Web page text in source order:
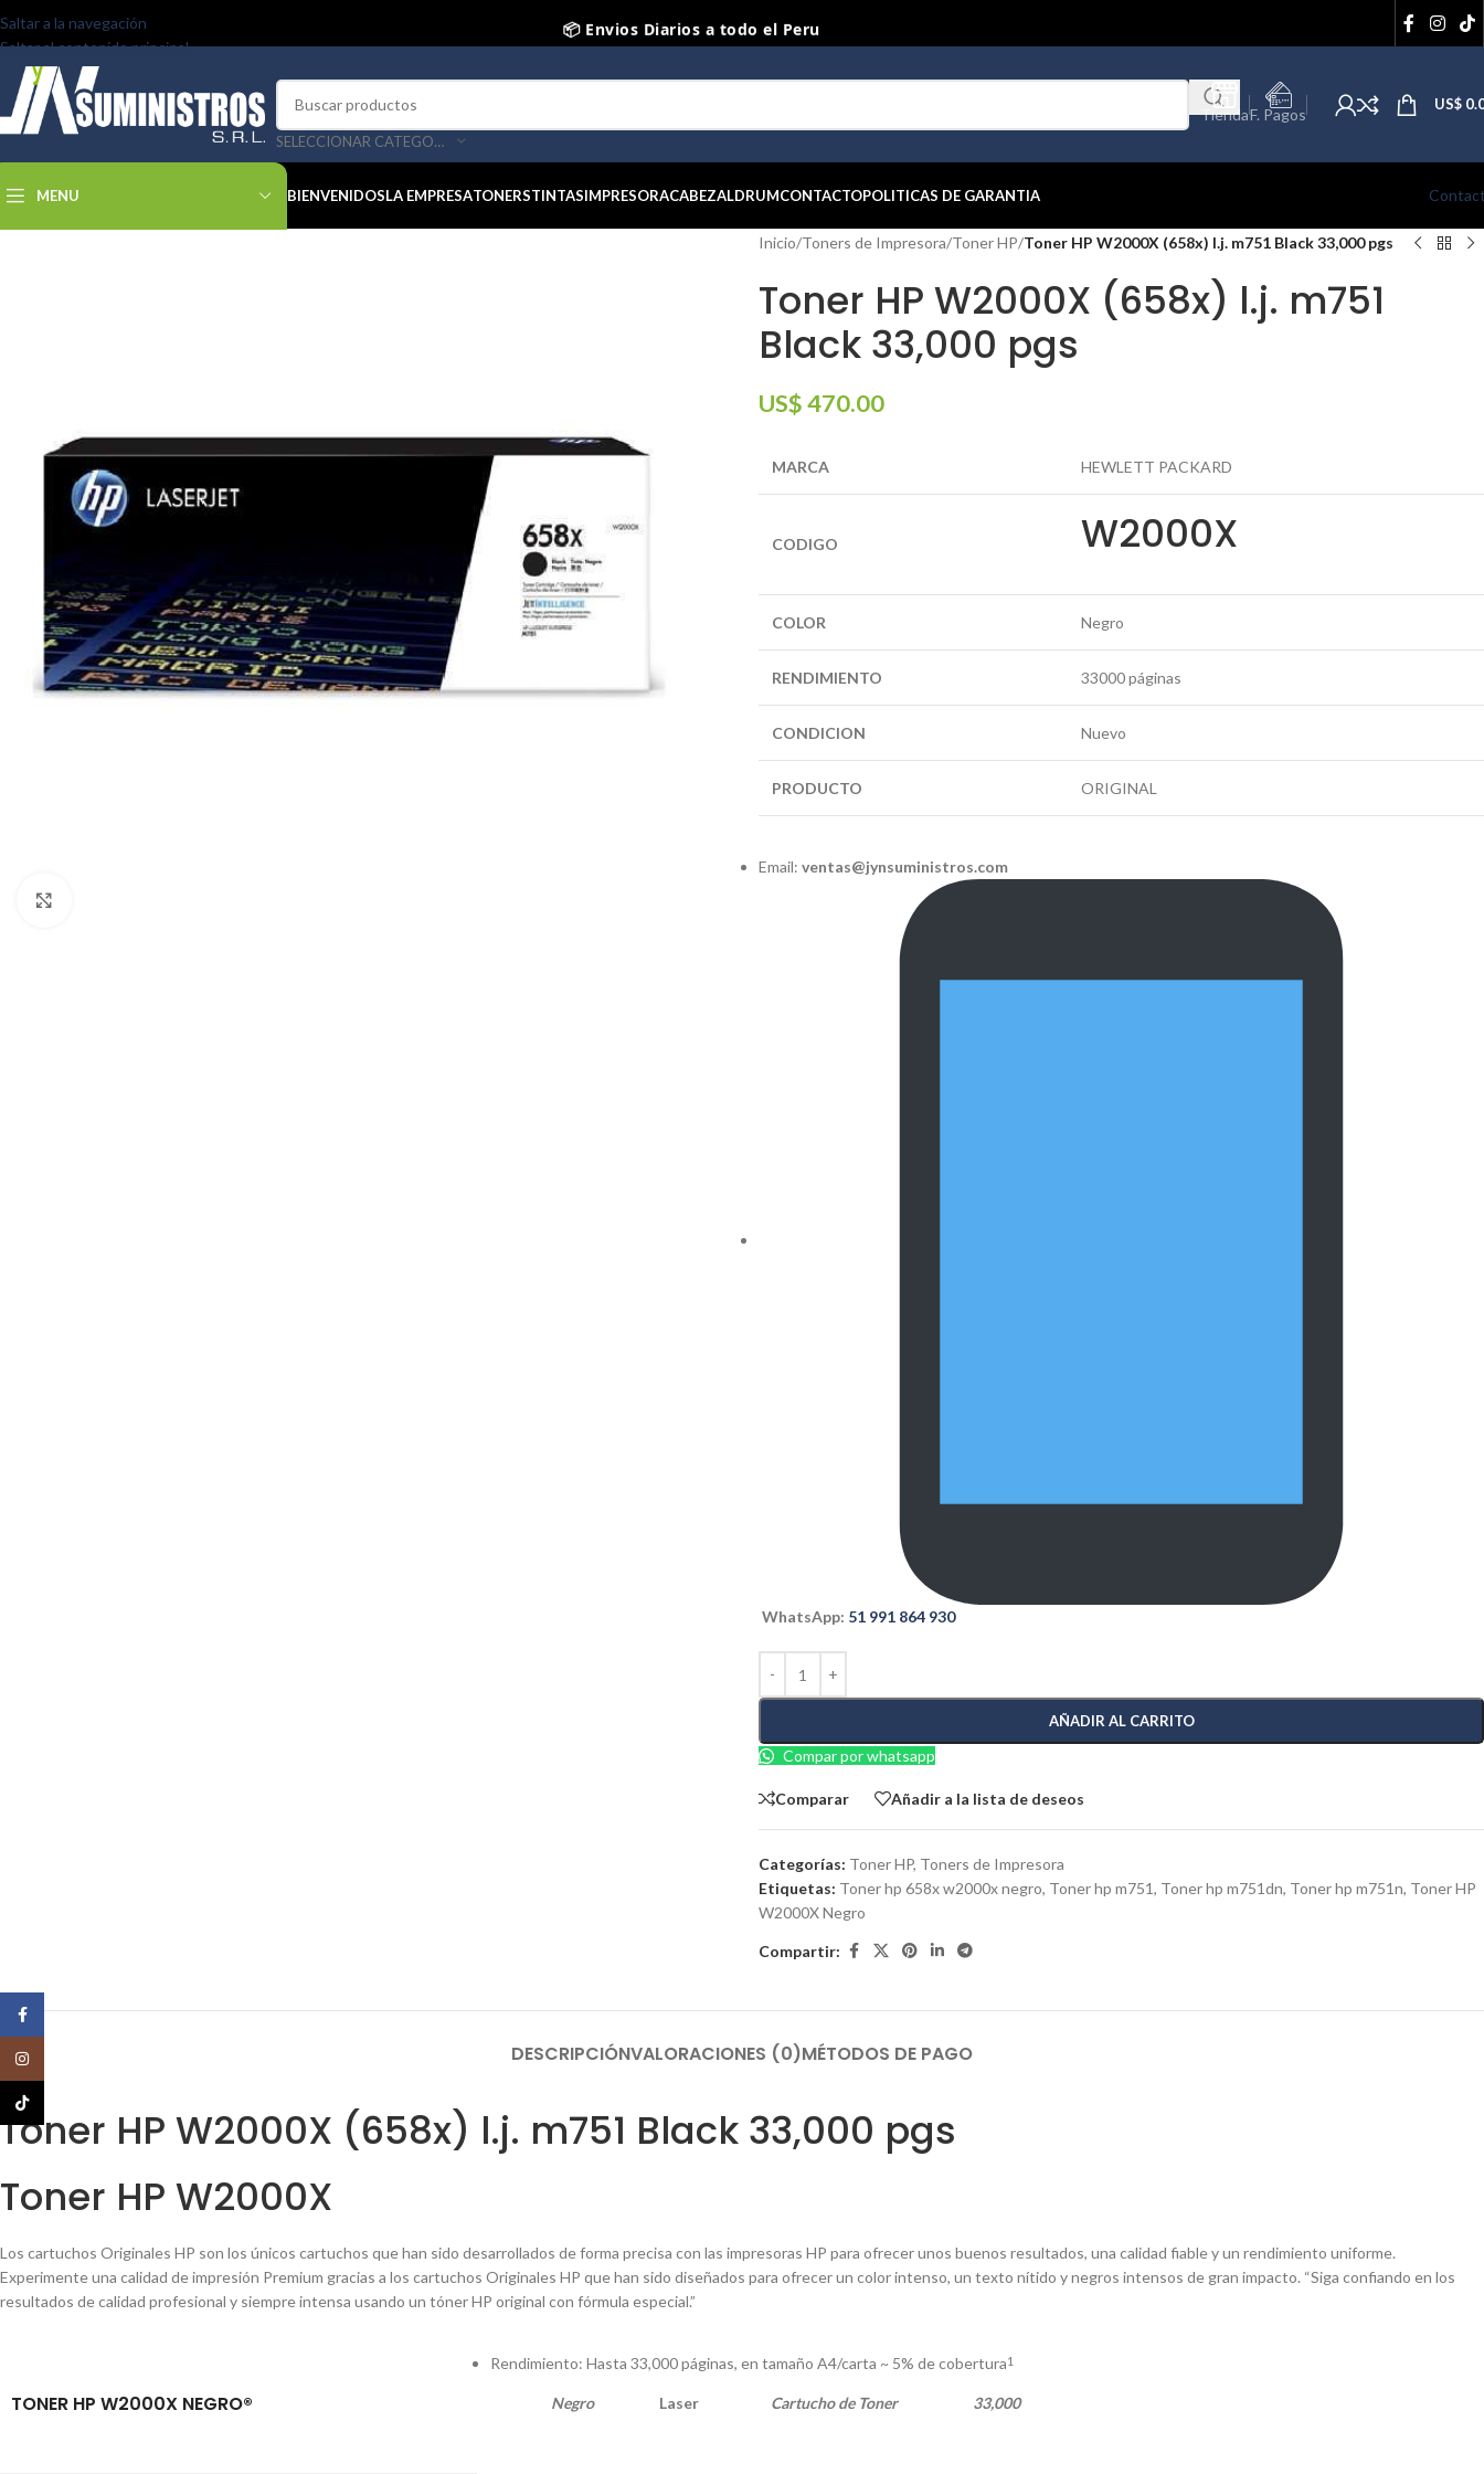
Saltar a la navegación
Saltar al contenido principal
📦 Envios Diarios a todo el Peru
SELECCIONAR CATEGORÍA
TiendaF. Pagos
US$
MENU BIENVENIDOSLA EMPRESATONERSTINTASIMPRESORACABEZALDRUMCONTACTOPOLITICAS DE GARANTIA
Inicio/Toners de Impresora/Toner HP/Toner HP W2000X (658x) l.j. m751 Black 33,000 pgs
Toner HP W2000X (658x) l.j. m751
Black 33,000 pgs
US$470.00
MARCA HEWLETT PACKARD
CODIGO W2000X
COLOR Negro
RENDIMIENTO 33000 páginas
CONDICION Nuevo
PRODUCTO ORIGINAL
Email: ventas@jynsuministros.com
WhatsApp: 51 991 864 930
AÑADIR AL CARRITO
Compar por whatsapp
Comparar Añadir a la lista de deseos
Categorías: Toner HP, Toners de Impresora
Etiquetas: Toner hp 658x w2000x negro, Toner hp m751, Toner hp m751dn, Toner hp m751n, Toner HP
W2000X Negro
Compartir:
DESCRIPCIÓNVALORACIONES (0)MÉTODOS DE PAGO
Toner HP W2000X (658x) l.j. m751 Black 33,000 pgs
Toner HP W2000X
Los cartuchos Originales HP son los únicos cartuchos que han sido desarrollados de forma precisa con las impresoras HP para ofrecer unos buenos resultados, una calidad fiable y un rendimiento uniforme.
Experimente una calidad de impresión Premium gracias a los cartuchos Originales HP que han sido diseñados para ofrecer un color intenso, un texto nítido y negros intensos de gran impacto. “Siga confiando en los
resultados de calidad profesional y siempre intensa usando un tóner HP original con fórmula especial.”
TONER HP W2000X NEGRO®
Rendimiento: Hasta 33,000 páginas, en tamaño A4/carta ~ 5% de cobertura1
Negro Laser Cartucho de Toner 33,000
Facebook